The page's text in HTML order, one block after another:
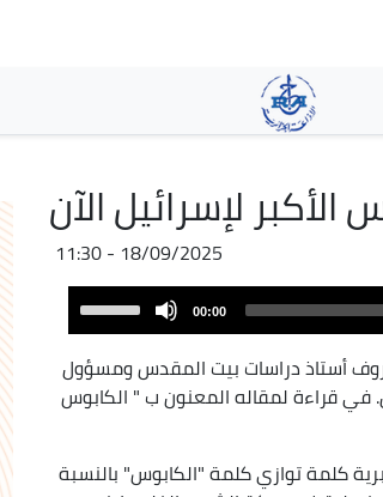
contenu
principal
الأكبر لإسرائيل الآن
18/09/2025 - 11:30
Player
00:00
Up/Down
keys
to
increase
or
أستاذ دراسات بيت المقدس ومسؤول
في قراءة لمقاله المعنون ب " الكابوس
كلمة توازي كلمة "الكابوس" بالنسبة